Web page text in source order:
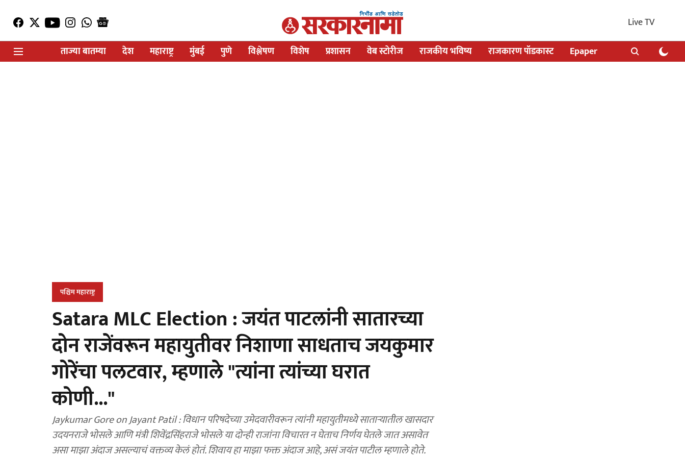
Live TV
ताज्या बातम्या
देश महाराष्ट्र मुंबई पुणे विश्लेषण विशेष प्रशासन वेब स्टोरीज राजकीय भविष्य राजकारण पॉडकास्ट Epaper
पश्चिम महाराष्ट्र
Satara MLC Election : जयंत पाटलांनी सातारच्या
दोन राजेंवरून महायुतीवर निशाणा साधताच जयकुमार
गोरेंचा पलटवार, म्हणाले "त्यांना त्यांच्या घरात
कोणी..."
Jaykumar Gore on Jayant Patil : विधान परिषदेच्या उमेदवारीवरून त्यांनी महायुतीमध्ये साताऱ्यातील खासदार
उदयनराजे भोसले आणि मंत्री शिवेंद्रसिंहराजे भोसले या दोन्ही राजांना विचारत न घेताच निर्णय घेतले जात असावेत
असा माझा अंदाज असल्याचं वक्तव्य केलं होतं. शिवाय हा माझा फक्त अंदाज आहे, असं जयंत पाटील म्हणाले होते.